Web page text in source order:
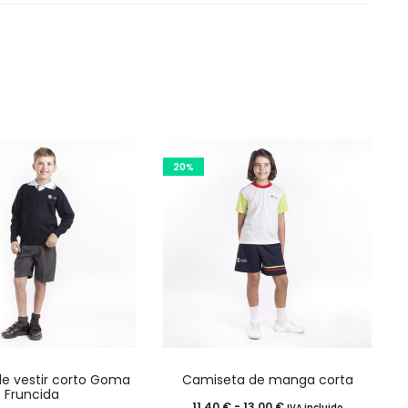
producto
vestir corto Goma
Fruncida
20%
producto
Camiseta de manga corta